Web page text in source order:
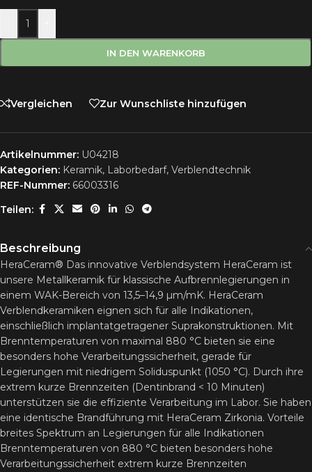
IN DEN WARENKORB
Vergleichen Zur Wunschliste hinzufügen
Artikelnummer: U04218
Kategorien: Keramik, Laborbedarf, Verblendtechnik
REF-Nummer: 66003316
Teilen:
Beschreibung
HeraCeram® Das innovative Verblendsystem HeraCeram ist
unsere Metallkeramik für klassische Aufbrennlegierungen in
einem WAK-Bereich von 13,5–14,9 µm/mK. HeraCeram
Verblendkeramiken eignen sich für alle Indikationen,
einschließlich implantatgetragener Suprakonstruktionen. Mit
Brenntemperaturen von maximal 880 °C bieten sie eine
besonders hohe Verarbeitungssicherheit, gerade für
Legierungen mit niedrigem Soliduspunkt (1050 °C). Durch ihre
extrem kurze Brennzeiten (Dentinbrand < 10 Minuten)
unterstützen sie die effiziente Verarbeitung im Labor. Sie haben
eine identische Brandführung mit HeraCeram Zirkonia. Vorteile
breites Spektrum an Legierungen für alle Indikationen
Brenntemperaturen von 880 °C bieten besonders hohe
Verarbeitungssicherheit extrem kurze Brennzeiten